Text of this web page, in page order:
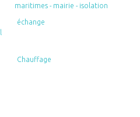
maritimes - mairie - isolation
échange
Chauffage